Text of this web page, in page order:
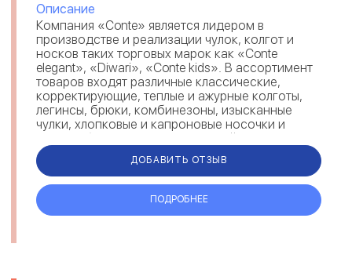
Описание
Компания «Conte» является лидером в
производстве и реализации чулок, колгот и
носков таких торговых марок как «Conte
elegant», «Diwari», «Conte kids». В ассортимент
товаров входят различные классические,
корректирующие, теплые и ажурные колготы,
легинсы, брюки, комбинезоны, изысканные
чулки, хлопковые и капроновые носочки и
гольфы, белье для мужчин и детей. Помимо
это...
ДОБАВИТЬ ОТЗЫВ
ПОДРОБНЕЕ